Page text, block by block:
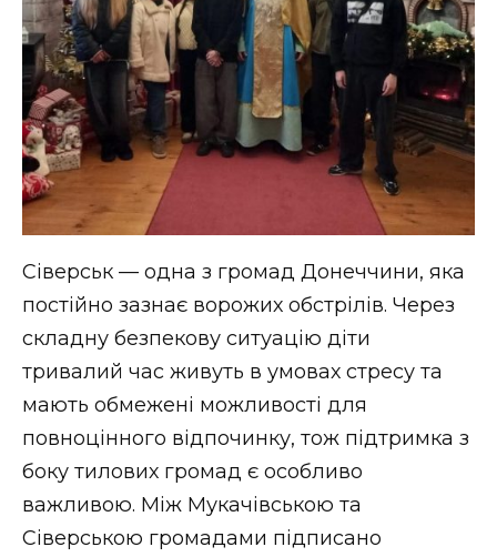
ВІДЕО
Сіверськ — одна з громад Донеччини, яка
постійно зазнає ворожих обстрілів. Через
складну безпекову ситуацію діти
тривалий час живуть в умовах стресу та
мають обмежені можливості для
повноцінного відпочинку, тож підтримка з
боку тилових громад є особливо
важливою. Між Мукачівською та
Сіверською громадами підписано